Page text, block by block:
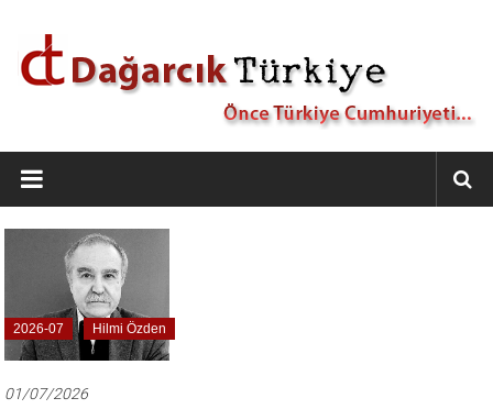
Dağarcık
Türkiye
Önce
Cumhuriyeti…
2026-07 Hilmi Özden
01/07/2026